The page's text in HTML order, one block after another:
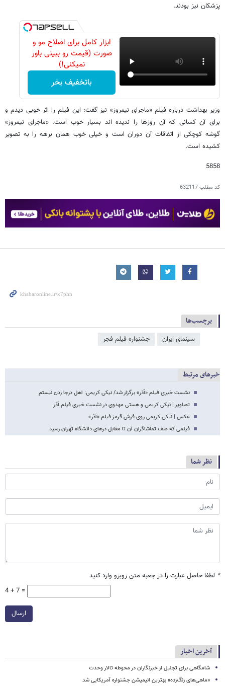
پزشکان نیز بودند.
ابزار کامل برای اصلاح مو و
صورت (قیمت رو ببینی باور
نمیکنی!)
باتخفیف بخر
وزیر بهداشت درباره فیلم «ماجرای نیمروز» نیز گفت: این فیلم را اثر خوبی دیدم و
برای آن کسانی که آن روزها را ندیده اند بسیار خوب است. «ماجرای نیمروز»
گوشه کوچکی از اتفاقات آن دوران است و خیلی خوب همان برهه را به تصویر
کشیده است.
5858
کد مطلب632117
برچسب‌ها
سینمای ایران جشنواره فیلم فجر
خبرهای مرتبط
نشست خبری فیلم «آذر» برگزار شد/ نیکی کریمی: اهل درجا زدن نیستم
تصاویر | نیکی کریمی و هستی مهدوی در نشست خبری فیلم آذر
عکس | نیکی کریمی روی فرش قرمز فیلم «آذر»
فیلمی که صف تماشاگران آن تا مقابل درهای دانشگاه تهران رسید
نظر شما
* لطفا حاصل عبارت را در جعبه متن روبرو وارد کنید
4 + 7 =
ارسال
آخرین اخبار
شامگاهی برای تجلیل از خبرنگاران در محوطه تالار وحدت
«ماهی‌های زنگ‌زده» بهترین انیمیشن جشنواره آمریکایی شد